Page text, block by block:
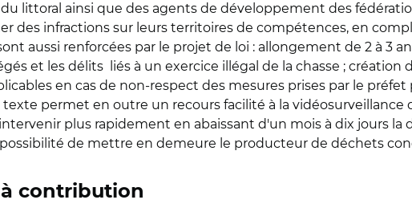
littoral ainsi que des agents de développement des
des infractions sur leurs territoires de compétences, en
aussi renforcées par le projet de loi : allongement de 2 à 3
et les délits liés à un exercice illégal de la chasse ;
en cas de non-respect des mesures prises par le
texte permet en outre un recours facilité à la
plus rapidement en abaissant d'un mois à dix jours la
de mettre en demeure le producteur de déchets
à contribution